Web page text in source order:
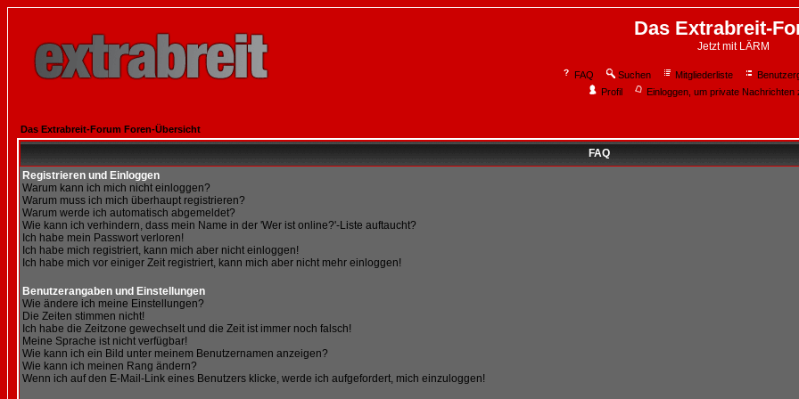
Das Extrabreit-
Jetzt mit LÄRM
FAQ Suchen Mitgliederliste
Profil
Einloggen, um private Nachrichten
Das Extrabreit-Forum Foren-Übersicht
FAQ
Registrieren und Einloggen
Warum kann ich mich nicht einloggen?
Warum muss ich mich überhaupt registrieren?
Warum werde ich automatisch abgemeldet?
Wie kann ich verhindern, dass mein Name in der 'Wer ist online?'-Liste auftaucht?
Ich habe mein Passwort verloren!
Ich habe mich registriert, kann mich aber nicht einloggen!
Ich habe mich vor einiger Zeit registriert, kann mich aber nicht mehr einloggen!
Benutzerangaben und Einstellungen
Wie ändere ich meine Einstellungen?
Die Zeiten stimmen nicht!
Ich habe die Zeitzone gewechselt und die Zeit ist immer noch falsch!
Meine Sprache ist nicht verfügbar!
Wie kann ich ein Bild unter meinem Benutzernamen anzeigen?
Wie kann ich meinen Rang ändern?
Wenn ich auf den E-Mail-Link eines Benutzers klicke, werde ich aufgefordert, mich einzuloggen!